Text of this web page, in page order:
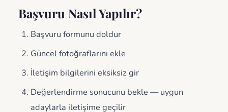
Başvuru Nasıl Yapılır?
Başvuru formunu doldur
Güncel fotoğraflarını ekle
İletişim bilgilerini eksiksiz gir
Değerlendirme sonucunu bekle — uygun
adaylarla iletişime geçilir